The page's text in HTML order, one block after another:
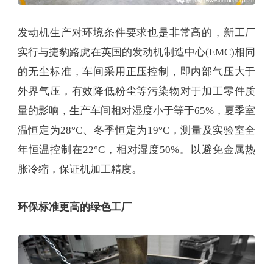
发动机生产对环境条件要求也是非常高的，新工厂
实行与捷豹路虎在英国的发动机制造中心(EMC)相同
的无尘标准，车间采用正压控制，即内部气压大于
外界气压，有效降低粉尘等污染物对于加工零件质
量的影响，生产车间相对湿度小于等于65%，夏季室
温恒定为28°C、冬季恒定为19°C，测量及实验室全
年恒温控制在22°C，相对湿度50%。以避免金属热
胀冷缩，保证机加工精度。
环保标准更高的绿色工厂